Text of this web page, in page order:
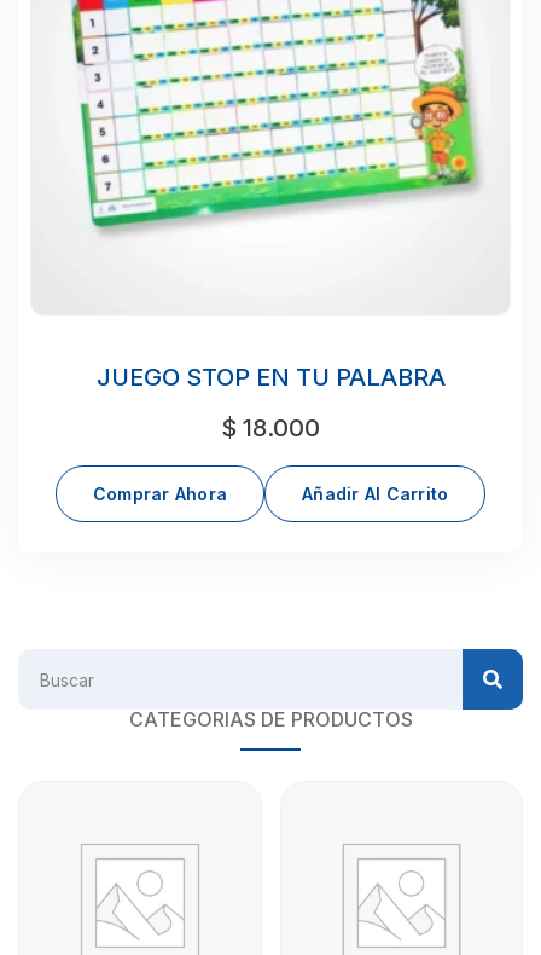
JUEGO STOP EN TU PALABRA
$ 18.000
Comprar Ahora Añadir Al Carrito
CATEGORIAS DE PRODUCTOS